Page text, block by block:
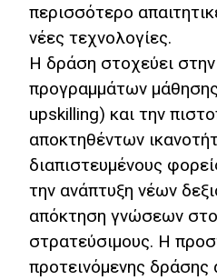
περισσότερο
νέες τεχνολογίες.
Η δράση στοχεύει
προγραμμάτων
upskilling) και την
αποκτηθέντων
διαπιστευμένους
την ανάπτυξη νέων
απόκτηση γνώσεων
στρατεύσιμους. Η
προτεινόμενης